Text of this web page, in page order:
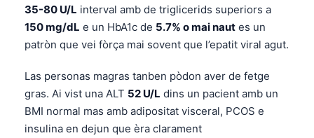
35-80 U/L interval amb de triglicerids superiors a
150 mg/dL e un HbA1c de 5.7% o mai naut es un
patròn que vei fòrça mai sovent que l’epatit viral agut.
Las personas magras tanben pòdon aver de fetge
gras. Ai vist una ALT 52 U/L dins un pacient amb un
BMI normal mas amb adipositat visceral, PCOS e
insulina en dejun que èra clarament
Basa Jawa
Cebuano
ئۇيغۇرچە
Кыргызча
Татар теле
Беларуская мова